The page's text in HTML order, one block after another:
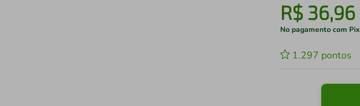
R$ 36,96
No pagamento com Pix
1.297 pontos